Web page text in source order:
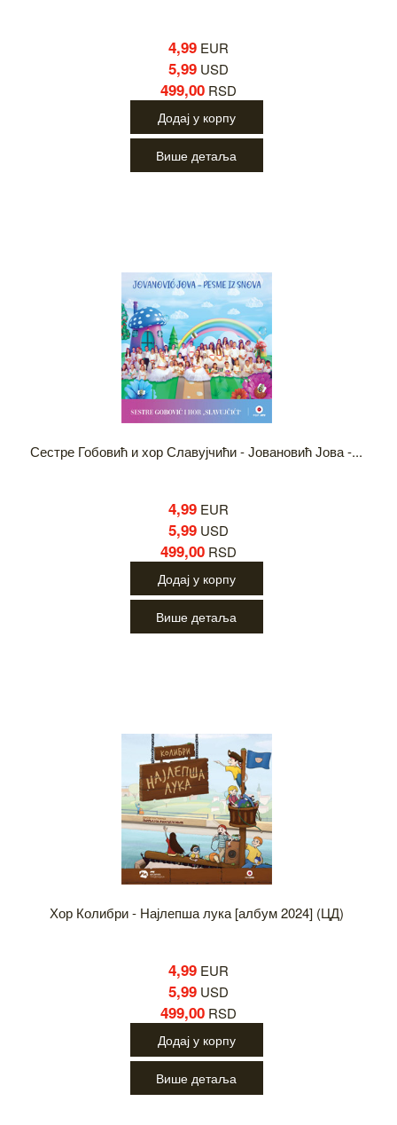
4,99 EUR
5,99 USD
499,00 RSD
Додај у корпу
Више детаља
Сестре Гобовић и хор Славујчићи - Јовановић Јова -...
4,99 EUR
5,99 USD
499,00 RSD
Додај у корпу
Више детаља
Хор Колибри - Најлепша лука [албум 2024] (ЦД)
4,99 EUR
5,99 USD
499,00 RSD
Додај у корпу
Више детаља